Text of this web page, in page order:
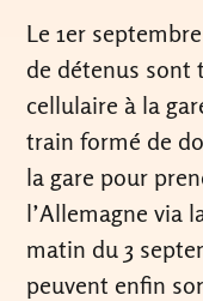
Le 1er
de détenus sont
cellulaire à la
train formé de
la gare pour
l’Allemagne via
matin du 3
peuvent enfin